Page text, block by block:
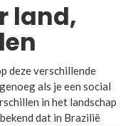
land,
deze verschillende
als je een social
in het landschap
dat in Brazilië